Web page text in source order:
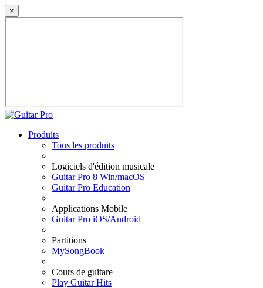
×
Produits
Tous les produits
Logiciels d'édition musicale
Guitar Pro 8 Win/macOS
Guitar Pro Education
Applications Mobile
Guitar Pro iOS/Android
Partitions
MySongBook
Cours de guitare
Play Guitar Hits